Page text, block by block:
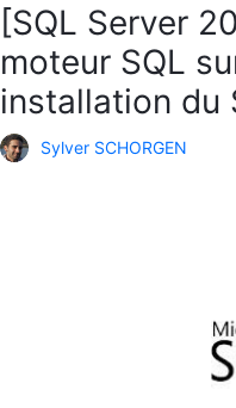
[SQL Server
moteur SQL
installation du
Sylver SCHORGEN